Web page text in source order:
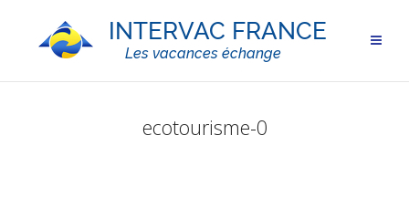
ecotourisme-0